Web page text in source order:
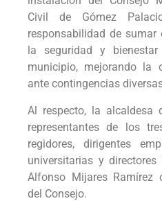
Civil de Gómez
responsabilidad de sumar
la seguridad y
municipio, mejorando la
ante contingencias
Al respecto, la alcaldesa
representantes de los
regidores, dirigentes
universitarias y
Alfonso Mijares Ramírez
del Consejo.